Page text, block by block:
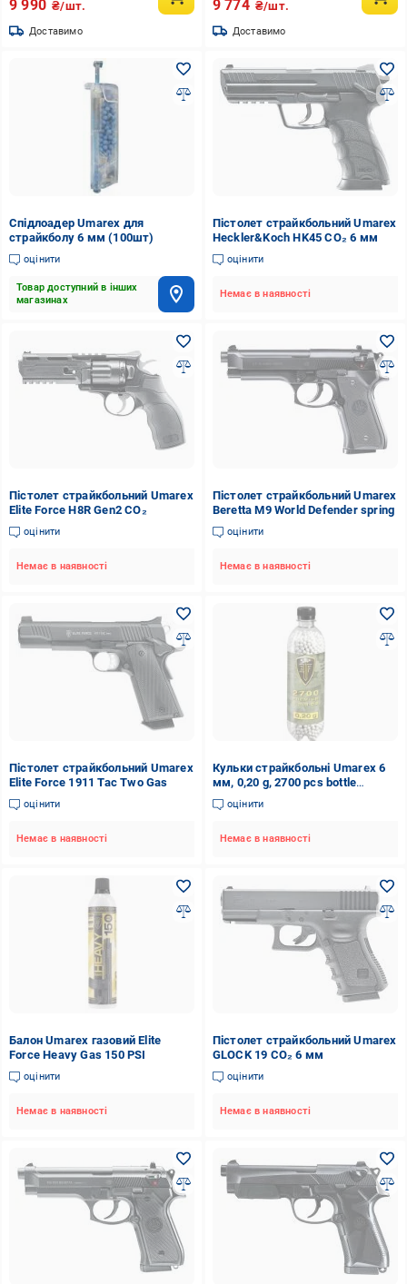
9 990 ₴/шт.
Доставимо
9 774 ₴/шт.
Доставимо
Спідлоадер Umarex для
страйкболу 6 мм (100шт)
оцінити
Товар доступний в інших
магазинах
Пістолет страйкбольний Umarex
Heckler&Koch HK45 CO₂ 6 мм
оцінити
Немає в наявності
Пістолет страйкбольний Umarex
Elite Force H8R Gen2 CO₂
оцінити
Немає в наявності
Пістолет страйкбольний Umarex
Beretta M9 World Defender spring
оцінити
Немає в наявності
Пістолет страйкбольний Umarex
Elite Force 1911 Tac Two Gas
оцінити
Немає в наявності
Кульки страйкбольні Umarex 6
мм, 0,20 g, 2700 pcs bottle
(2700шт)
оцінити
Немає в наявності
Балон Umarex газовий Elite
Force Heavy Gas 150 PSI
оцінити
Немає в наявності
Пістолет страйкбольний Umarex
GLOCK 19 CO₂ 6 мм
оцінити
Немає в наявності